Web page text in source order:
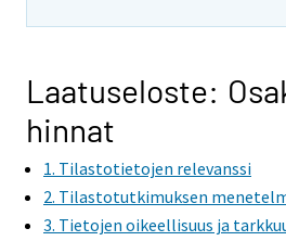
Laatuseloste:
hinnat
1. Tilastotietojen relevanssi
2. Tilastotutkimuksen
3. Tietojen oikeellisuus ja